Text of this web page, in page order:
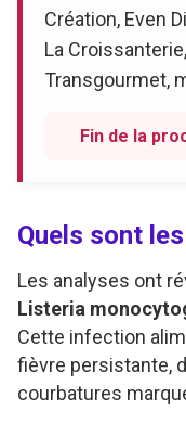
Création, Even
La
Transgourmet,
Fin de la
Quels sont
Les analyses ont
Listeria
Cette infection
fièvre persistante,
courbatures